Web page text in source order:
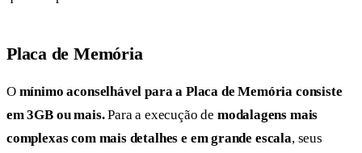
Placa de Memória
O mínimo aconselhável para a Placa de Memória consiste
em 3GB ou mais.Para a execução de modalagens mais
complexas com mais detalhes e em grande escala, seus